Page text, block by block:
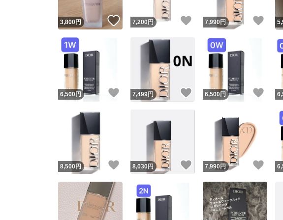
Yahoo!フリマが定めた一定
安心取引出品者
安心取引出品者
取引実績
取引実績◯+
商品画像の 無断転載
コピーは1商品につき
3,800円 いいね！
7,200 円 いいね！
7,990円 い
6,500円 いいね！
7,499円 いいね！
6,500円 い
8,500円 いいね！
8,030円 いいね！
7,990円 い